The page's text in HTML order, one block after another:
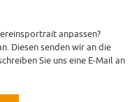
anpassen?
Diesen senden wir an die
Sie uns eine E-Mail an